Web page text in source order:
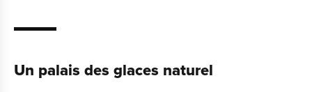
Un palais des glaces naturel